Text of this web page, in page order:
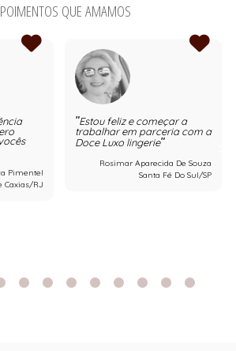
QUE AMAMOS
Pimentel
Caxias/RJ
Estou feliz e começar a
trabalhar em parceria com a
Doce Luxo lingerie
Rosimar Aparecida De Souza
Santa Fé Do Sul/SP